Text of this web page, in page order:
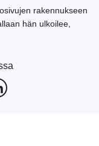
rakennukseen
hän ulkoilee,